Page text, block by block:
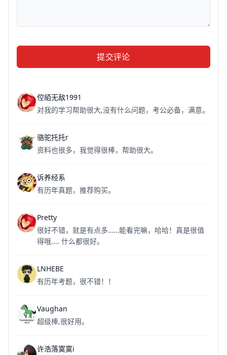
提交评论
倥絔无敌1991
对我的学习帮助很大,没有什么问题，考公必备，满意。
骆驼托托r
资料也很多，我觉得很棒，帮助很大。
诉养经系
有历年真题，推荐购买。
Pretty
很好不错，就是有点多……能看完嘛，哈哈！真是很值
得哦.... 什么都很好。
LNHEBE
有历年考题，很不错！！
Vaughan
超级棒,很好用。
许浩落寞寞i